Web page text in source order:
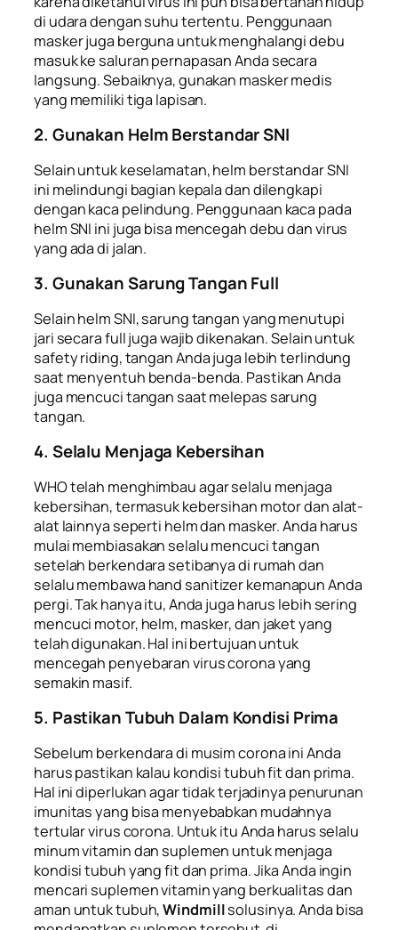
di udara dengan suhu tertentu. Penggunaan
masker juga berguna untuk menghalangi debu
masuk ke saluran pernapasan Anda secara
langsung. Sebaiknya, gunakan masker medis
yang memiliki tiga lapisan.
2. Gunakan Helm Berstandar SNI
Selain untuk keselamatan, helm berstandar SNI
ini melindungi bagian kepala dan dilengkapi
dengan kaca pelindung. Penggunaan kaca pada
helm SNI ini juga bisa mencegah debu dan virus
yang ada di jalan.
3. Gunakan Sarung Tangan Full
Selain helm SNI, sarung tangan yang menutupi
jari secara full juga wajib dikenakan. Selain untuk
safety riding, tangan Anda juga lebih terlindung
saat menyentuh benda-benda. Pastikan Anda
juga mencuci tangan saat melepas sarung
tangan.
4. Selalu Menjaga Kebersihan
WHO telah menghimbau agar selalu menjaga
kebersihan, termasuk kebersihan motor dan alat-
alat lainnya seperti helm dan masker. Anda harus
mulai membiasakan selalu mencuci tangan
setelah berkendara setibanya di rumah dan
selalu membawa hand sanitizerkemanapun Anda
pergi. Tak hanya itu, Anda juga harus lebih sering
mencuci motor, helm, masker, dan jaket yang
telah digunakan. Hal ini bertujuan untuk
mencegah penyebaran virus corona yang
semakin masif.
5. Pastikan Tubuh Dalam Kondisi Prima
Sebelum berkendara di musim corona ini Anda
harus pastikan kalau kondisi tubuh fit dan prima.
Hal ini diperlukan agar tidak terjadinya penurunan
imunitas yang bisa menyebabkan mudahnya
tertular virus corona. Untuk itu Anda harus selalu
minum vitamin dan suplemen untuk menjaga
kondisi tubuh yang fit dan prima. Jika Anda ingin
mencari suplemen vitamin yang berkualitas dan
aman untuk tubuh,Windmillsolusinya. Anda bisa